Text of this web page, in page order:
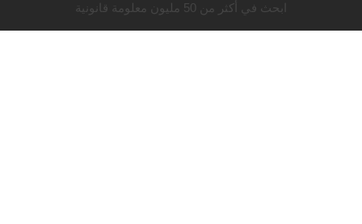
ابحث في أكثر من 50 مليون معلومة قانونية